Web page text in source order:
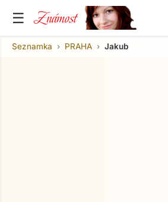
☰ Známost
Seznamka PRAHA Jakub